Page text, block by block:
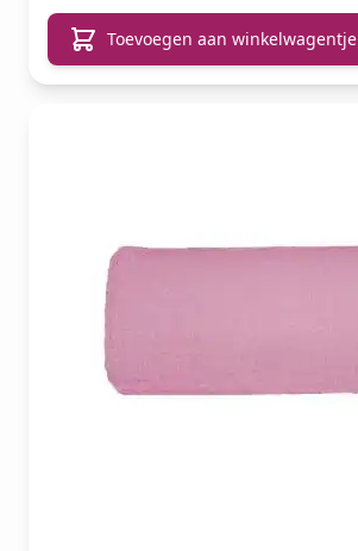
Toevoegen aan winkelwagentje